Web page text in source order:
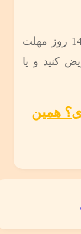
4- در صورت اندازه نبودن کفش، تا 14 روز مهلت
کنید و یا
همین